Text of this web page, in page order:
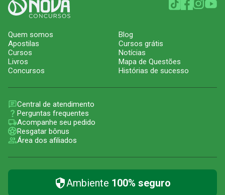
Quem somos
Apostilas
Cursos
Livros
Concursos
Blog
Cursos grátis
Notícias
Mapa de Questões
Histórias de sucesso
Central de atendimento
Perguntas frequentes
Acompanhe seu pedido
Resgatar bônus
Área dos afiliados
Ambiente 100% seguro